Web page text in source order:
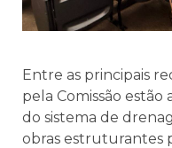
Entre as principais
pela Comissão
do sistema de
obras estruturantes